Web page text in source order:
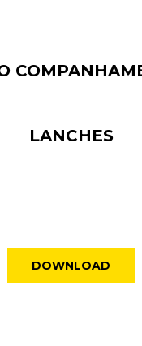
LANCHES
DOWNLOAD